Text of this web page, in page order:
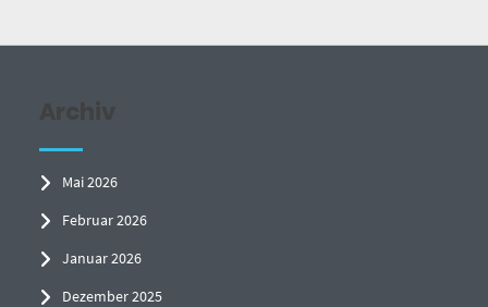
Archiv
Mai 2026
Februar 2026
Januar 2026
Dezember 2025